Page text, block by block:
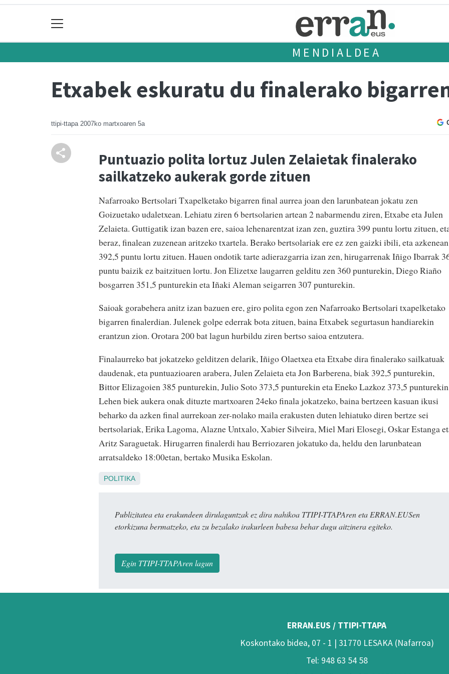
MENDIALDEA
Etxabek eskuratu du finalerako
ttipi-ttapa 2007ko martxoaren 5a
Puntuazio polita lortuz Julen Zelaietak finalerako
sailkatzeko aukerak gorde zituen
Nafarroako Bertsolari Txapelketako bigarren final aurrea joan den larunbatean jokatu zen
Goizuetako udaletxean. Lehiatu ziren 6 bertsolarien artean 2 nabarmendu ziren, Etxabe eta Julen
Zelaieta. Guttigatik izan bazen ere, saioa lehenarentzat izan zen, guztira 399 puntu lortu zituen,
beraz, finalean zuzenean aritzeko txartela. Berako bertsolariak ere ez zen gaizki ibili, eta azkenean
392,5 puntu lortu zituen. Hauen ondotik tarte adierazgarria izan zen, hirugarrenak Iñigo Ibarrak
puntu baizik ez baitzituen lortu. Jon Elizetxe laugarren gelditu zen 360 punturekin, Diego Riaño
bosgarren 351,5 punturekin eta Iñaki Aleman seigarren 307 punturekin.
Saioak gorabehera anitz izan bazuen ere, giro polita egon zen Nafarroako Bertsolari txapelketako
bigarren finalerdian. Julenek golpe ederrak bota zituen, baina Etxabek segurtasun handiarekin
erantzun zion. Orotara 200 bat lagun hurbildu ziren bertso saioa entzutera.
Finalaurreko bat jokatzeko gelditzen delarik, Iñigo Olaetxea eta Etxabe dira finalerako sailkatuak
daudenak, eta puntuazioaren arabera, Julen Zelaieta eta Jon Barberena, biak 392,5 punturekin,
Bittor Elizagoien 385 punturekin, Julio Soto 373,5 punturekin eta Eneko Lazkoz 373,5
Lehen biek aukera onak dituzte martxoaren 24eko finala jokatzeko, baina bertzeen kasuan ikusi
beharko da azken final aurrekoan zer-nolako maila erakusten duten lehiatuko diren bertze sei
bertsolariak, Erika Lagoma, Alazne Untxalo, Xabier Silveira, Miel Mari Elosegi, Oskar Estanga
Aritz Saraguetak. Hirugarren finalerdi hau Berriozaren jokatuko da, heldu den larunbatean
arratsaldeko 18:00etan, bertako Musika Eskolan.
POLITIKA
Publizitatea eta erakundeen dirulaguntzak ez dira nahikoa TTIPI-TTAPAren eta ERRAN.EUSen
etorkizuna bermatzeko, eta zu bezalako irakurleen babesa behar dugu aitzinera egiteko.
Egin TTIPI-TTAPAren lagun
ERRAN.EUS / TTIPI-TTAPA
Koskontako bidea, 07 - 1 | 31770 LESAKA (Nafarroa)
Tel: 948 63 54 58